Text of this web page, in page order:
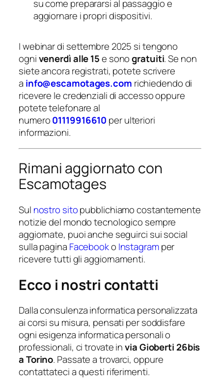
su come prepararsi al passaggio e
aggiornare i propri dispositivi.
I webinar di settembre 2025 si tengono
ognivenerdì alle 15e sonogratuiti. Se non
siete ancora registrati, potete scrivere
a info@escamotages.com richiedendo di
ricevere le credenziali di accesso oppure
potete telefonare al
numero01119916610 per ulteriori
informazioni.
Rimani aggiornato con
Escamotages
Sul nostro sitopubblichiamo costantemente
notizie del mondo tecnologico sempre
aggiornate, puoi anche seguirci sui social
sulla pagina Facebooko Instagramper
ricevere tutti gli aggiornamenti.
Ecco i nostri contatti
Dalla consulenza informatica personalizzata
ai corsi su misura, pensati per soddisfare
ogni esigenza informatica personali o
professionali, ci trovate invia Gioberti 26bis
a Torino. Passate a trovarci, oppure
contattateci a questi riferimenti.